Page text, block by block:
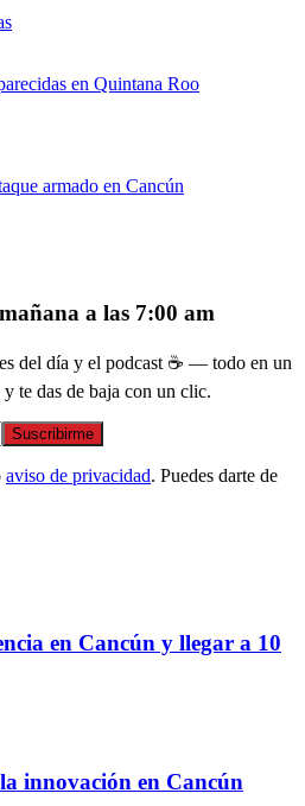
en Quintana Roo
armado en Cancún
a las 7:00 am
del día y el podcast ☕ — todo en un
te das de baja con un clic.
Suscribirme
aviso de privacidad. Puedes darte de
en Cancún y llegar a 10
innovación en Cancún